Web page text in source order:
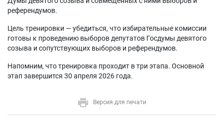
референдумов.
Цель тренировки — убедиться, что избирательные комиссии
готовы к проведению выборов депутатов Госдумы девятого
созыва и сопутствующих выборов и референдумов.
Напомним, что тренировка проходит в три этапа. Основной
этап завершится 30 апреля 2026 года.
Версия для печати